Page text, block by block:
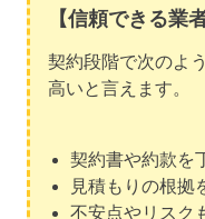
【信頼できる業
契約段階で次のよ
高いと言えます。
契約書や約款を
見積もりの根拠
不安点やリスク